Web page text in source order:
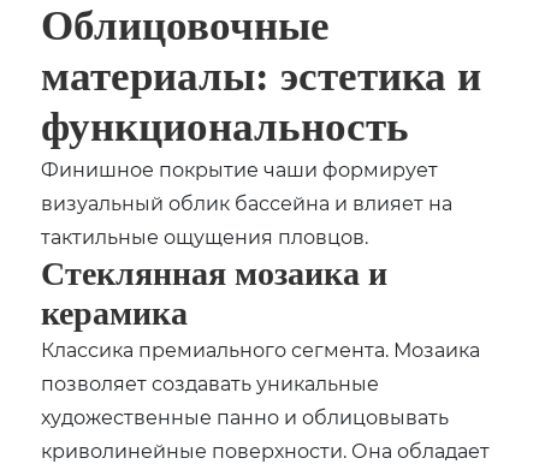
Облицовочные
материалы: эстетика и
функциональность
Финишное покрытие чаши формирует
визуальный облик бассейна и влияет на
тактильные ощущения пловцов.
Стеклянная мозаика и
керамика
Классика премиального сегмента. Мозаика
позволяет создавать уникальные
художественные панно и облицовывать
криволинейные поверхности. Она обладает